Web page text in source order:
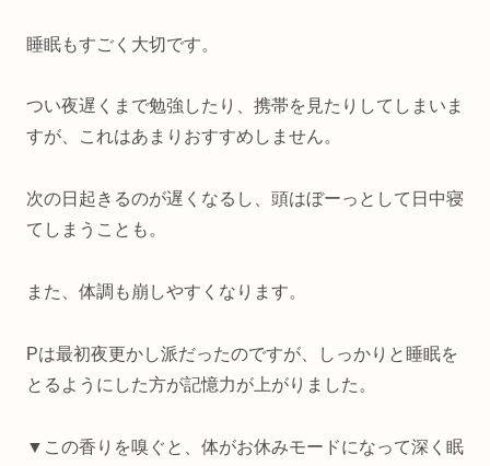
睡眠もすごく大切です。
つい夜遅くまで勉強したり、携帯を見たりしてしまいま
すが、これはあまりおすすめしません。
次の日起きるのが遅くなるし、頭はぼーっとして日中寝
てしまうことも。
また、体調も崩しやすくなります。
Pは最初夜更かし派だったのですが、しっかりと睡眠を
とるようにした方が記憶力が上がりました。
▼この香りを嗅ぐと、体がお休みモードになって深く眠